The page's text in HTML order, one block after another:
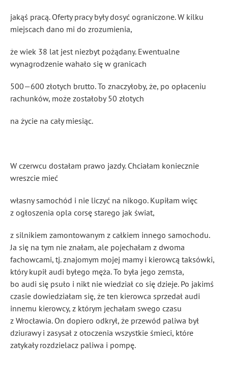
jakąś pracą. Oferty pracy były dosyć ograniczone. W kilku
miejscach dano mi do zrozumienia,
że wiek 38 lat jest niezbyt pożądany. Ewentualne
wynagrodzenie wahało się w granicach
500—600 złotych brutto. To znaczyłoby, że, po opłaceniu
rachunków, może zostałoby 50 złotych
na życie na cały miesiąc.
W czerwcu dostałam prawo jazdy. Chciałam koniecznie
wreszcie mieć
własny samochód i nie liczyć na nikogo. Kupiłam więc
z ogłoszenia opla corsę starego jak świat,
z silnikiem zamontowanym z całkiem innego samochodu.
Ja się na tym nie znałam, ale pojechałam z dwoma
fachowcami, tj. znajomym mojej mamy i kierowcą taksówki,
który kupił audi byłego męża. To była jego zemsta,
bo audi się psuło i nikt nie wiedział co się dzieje. Po jakimś
czasie dowiedziałam się, że ten kierowca sprzedał audi
innemu kierowcy, z którym jechałam swego czasu
z Wrocławia. On dopiero odkrył, że przewód paliwa był
dziurawy i zasysał z otoczenia wszystkie śmieci, które
zatykały rozdzielacz paliwa i pompę.